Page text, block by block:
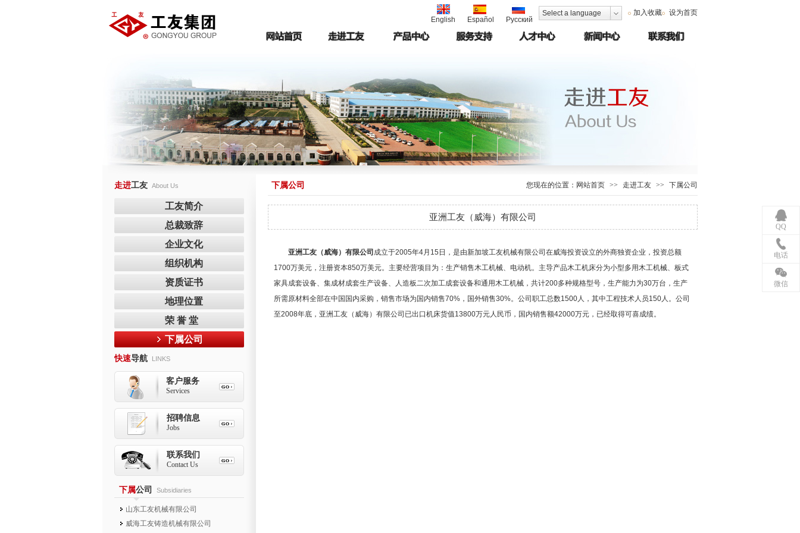
English Español Русский
Select a language 加入收藏 设为首页
走进工友 About Us
工友简介
总裁致辞
企业文化
组织机构
资质证书
地理位置
荣 誉 堂
下属公司
快速导航 LINKS
客户服务
Services
招聘信息
Jobs
联系我们
Contact Us
下属公司 Subsidiaries
山东工友机械有限公司
威海工友铸造机械有限公司
下属公司 您现在的位置： 网站首页 >> 走进工友 >> 下属公司
亚洲工友（威海）有限公司
亚洲工友（威海）有限公司 成立于2005年4月15日，是由新加坡工友机械有限公司在威海投资设立的外商独资企业，投资总额
1700万美元，注册资本850万美元。主要经营项目为：生产销售木工机械、电动机。主导产品木工机床分为小型多用木工机械、板式
家具成套设备、集成材成套生产设备、人造板二次加工成套设备和通用木工机械，共计200多种规格型号，生产能力为30万台，生产
所需原材料全部在中国国内采购，销售市场为国内销售70%，国外销售30%。公司职工总数1500人，其中工程技术人员150人。公司
至2008年底，亚洲工友（威海）有限公司已出口机床货值13800万元人民币，国内销售额42000万元，已经取得可喜成绩。
QQ
电话
微信